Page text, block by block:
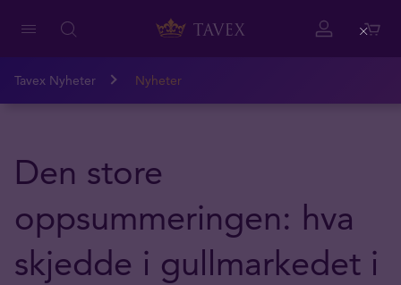
Tavex Nyheter Nyheter
Den store
oppsummeringen: hva
skjedde i gullmarkedet i
Close